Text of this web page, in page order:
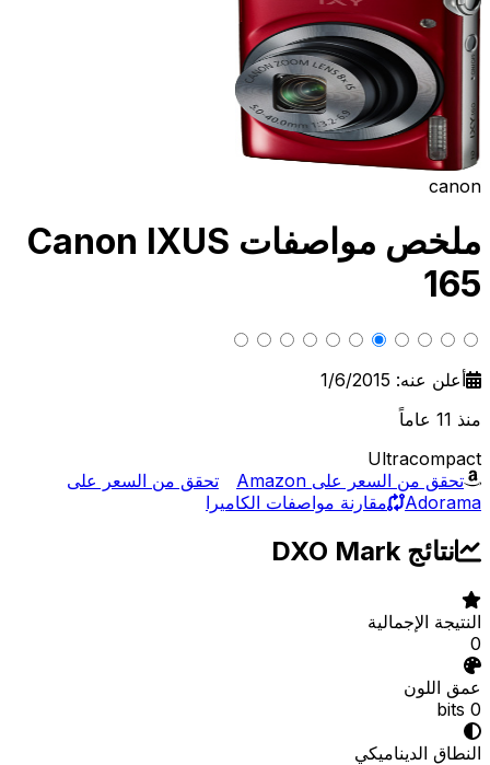
canon
ملخص مواصفات Canon IXUS
165
أعلن عنه: 1/6/2015
منذ 11 عاماً
Ultracompact
تحقق من السعر على Amazon
تحقق من السعر على
Adorama
مقارنة مواصفات الكاميرا
نتائج DXO Mark
النتيجة الإجمالية
0
عمق اللون
0 bits
النطاق الديناميكي